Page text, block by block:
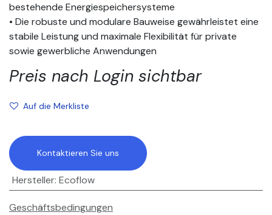
bestehende Energiespeichersysteme
• Die robuste und modulare Bauweise gewährleistet eine
stabile Leistung und maximale Flexibilität für private
sowie gewerbliche Anwendungen
Preis nach Login sichtbar
Auf die Merkliste
Kontaktieren Sie uns
Hersteller: Ecoflow
Geschäftsbedingungen